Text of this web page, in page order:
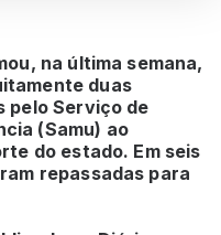
na última semana,
duas
pelo Serviço de
(Samu) ao
do estado. Em seis
repassadas para